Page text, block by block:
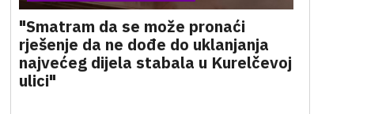
"Smatram da se može pronaći
rješenje da ne dođe do uklanjanja
najvećeg dijela stabala u Kurelčevoj
ulici"